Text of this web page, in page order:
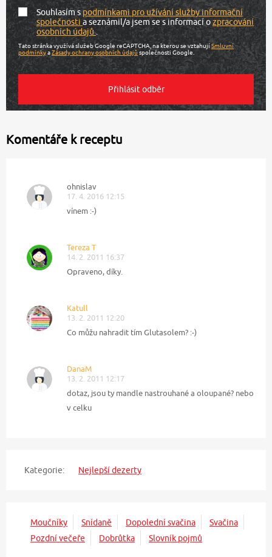
Souhlasím spodmínkami pro užívání služby informační
společnostia seznámil/a jsem se s informací ozpracování
osobních údajů.
Tato stránka využívá služeb Google reCAPTCHA, na kterou se vztahujíSmluvní
podmínkyaZásady ochrany osobních údajů společnosti Google.
Komentáře k receptu
ohnislav
17. 4. 2016 12:15
vínem :-)
Tereza T
14. 2. 2011 16:37
Opraveno, díky.
Katull
13. 2. 2011 12:20
Co můžu nahradit tím Glutasolem? :-)
DanaM
13. 2. 2011 12:17
dotaz, jsou ty mandle nastrouhané a oloupané? nebo
v celku
Kategorie: Nejlepší dezerty
Moučníky Snídaně Dopolední svačina
Svačina
Pozdní večeře
Dobrůtka Slovník pojmů